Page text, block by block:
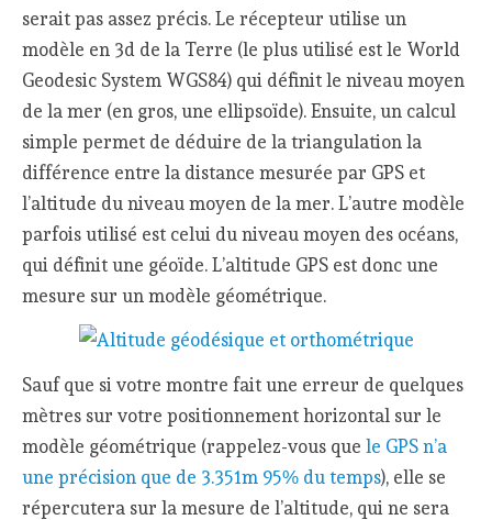
serait pas assez précis. Le récepteur utilise un
modèle en 3d de la Terre (le plus utilisé est le World
Geodesic System WGS84) qui définit le niveau moyen
de la mer (en gros, une ellipsoïde). Ensuite, un calcul
simple permet de déduire de la triangulation la
différence entre la distance mesurée par GPS et
l’altitude du niveau moyen de la mer. L’autre modèle
parfois utilisé est celui du niveau moyen des océans,
qui définit une géoïde. L’altitude GPS est donc une
mesure sur un modèle géométrique.
Sauf que si votre montre fait une erreur de quelques
mètres sur votre positionnement horizontal sur le
modèle géométrique (rappelez-vous quele GPS n’a
une précision que de 3.351m 95% du temps), elle se
répercutera sur la mesure de l’altitude, qui ne sera